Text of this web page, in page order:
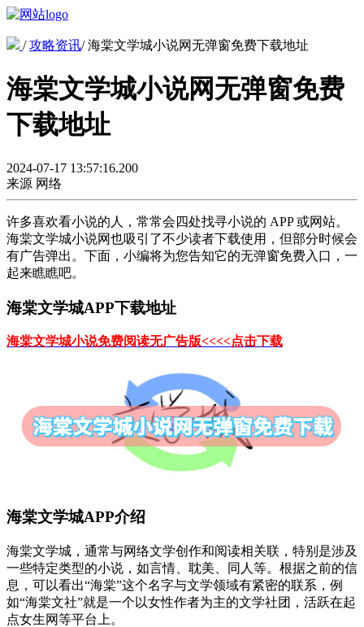
/攻略资讯/海棠文学城小说网无弹窗免费下载地址
海棠文学城小说网无弹窗免费
下载地址
2024-07-17 13:57:16.200
来源 网络
许多喜欢看小说的人，常常会四处找寻小说的 APP 或网站。
海棠文学城小说网也吸引了不少读者下载使用，但部分时候会
有广告弹出。下面，小编将为您告知它的无弹窗免费入口，一
起来瞧瞧吧。
海棠文学城APP下载地址
海棠文学城小说免费阅读无广告版<<<<点击下载
海棠文学城APP介绍
海棠文学城，通常与网络文学创作和阅读相关联，特别是涉及
一些特定类型的小说，如言情、耽美、同人等。根据之前的信
息，可以看出“海棠”这个名字与文学领域有紧密的联系，例
如“海棠文社”就是一个以女性作者为主的文学社团，活跃在起
点女生网等平台上。